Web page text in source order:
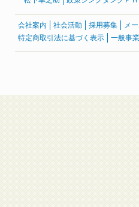
会社案内 社会活動 採用募集 メ
特定商取引法に基づく表示
一般事